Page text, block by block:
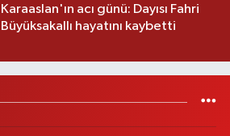
Karaaslan'ın acı günü: Dayısı Fahri
Büyüksakallı hayatını kaybetti